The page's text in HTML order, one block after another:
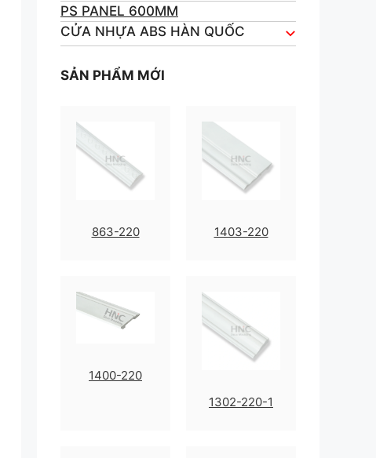
PS PANEL 600MM
CỬA NHỰA ABS HÀN QUỐC
SẢN PHẨM MỚI
863-220 1403-220
1400-220
1302-220-1